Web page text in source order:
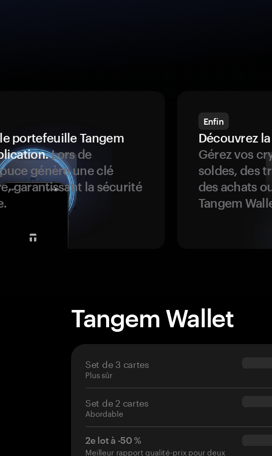
portefeuille Tangem
Lors de
génère une clé
garantissant la sécurité
Enfin
Découvrez
Gérez vos
soldes, des
des achats
Tangem
Tangem Wallet
Set de 3 cartes
Plus sûr
$69.90
Set de 2 cartes
Abordable
$54.90
2e lot à -50 %
Meilleur rapport qualité-prix pour deux
$34.95